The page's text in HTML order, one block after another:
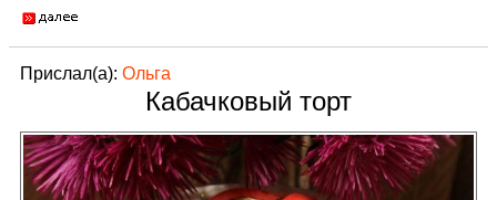
Прислал(а): Ольга
Кабачковый торт